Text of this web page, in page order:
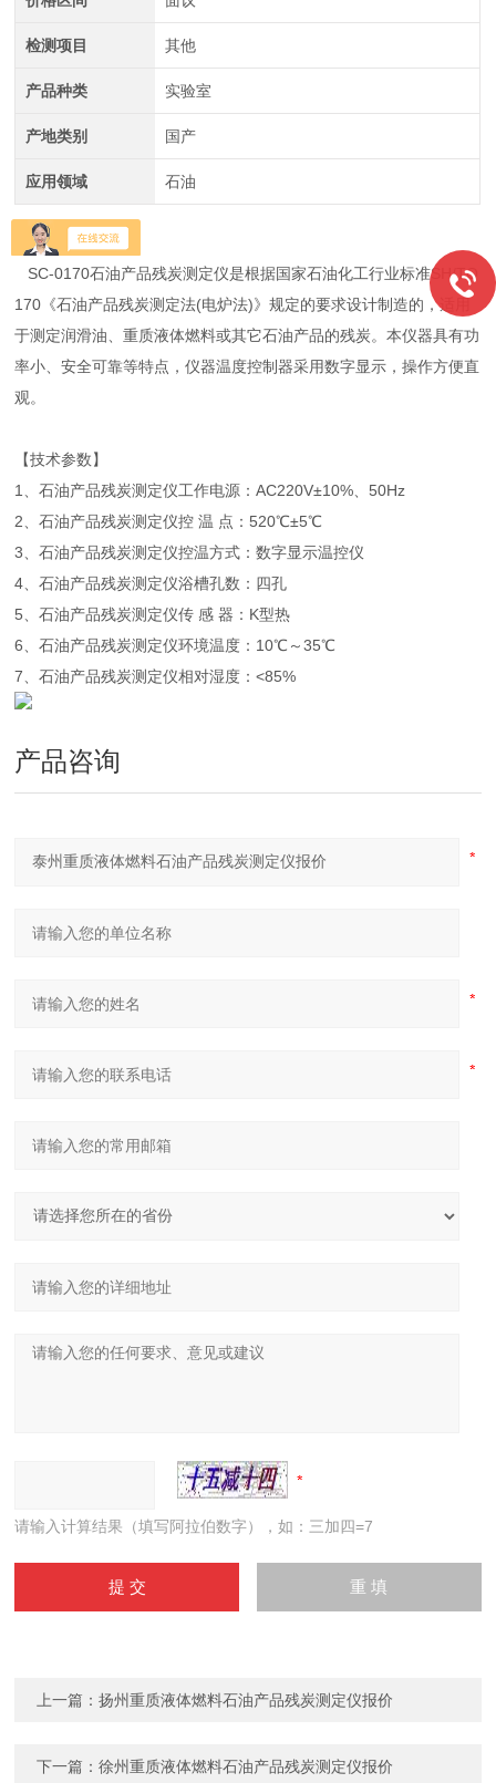
检测项目 其他
产品种类 实验室
产地类别 国产
应用领域 石油
【仪器概述】
SC-0170石油产品残炭测定仪是根据国家石油化工行业标准SH/TO
170《石油产品残炭测定法(电炉法)》规定的要求设计制造的，适用
于测定润滑油、重质液体燃料或其它石油产品的残炭。本仪器具有功
率小、安全可靠等特点，仪器温度控制器采用数字显示，操作方便直
观。
【技术参数】
1、石油产品残炭测定仪工作电源：AC220V±10%、50Hz
2、石油产品残炭测定仪控 温 点：520℃±5℃
3、石油产品残炭测定仪控温方式：数字显示温控仪
4、石油产品残炭测定仪浴槽孔数：四孔
5、石油产品残炭测定仪传 感 器：K型热
6、石油产品残炭测定仪环境温度：10℃～35℃
7、石油产品残炭测定仪相对湿度：<85%
产品咨询
请输入计算结果（填写阿拉伯数字），如：三加四=7
上一篇：扬州重质液体燃料石油产品残炭测定仪报价
下一篇：徐州重质液体燃料石油产品残炭测定仪报价